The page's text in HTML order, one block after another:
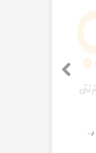
لاک خشگیر نوک مدادی کد رنگ ۶۷۹۱۵P/67915G پارس کاور (ایرانخودرو)